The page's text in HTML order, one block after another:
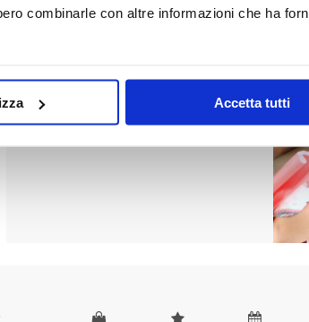
combinarle con altre informazioni che ha
Accetta tutti
Scopri tutti i negozi di Forum Palermo!